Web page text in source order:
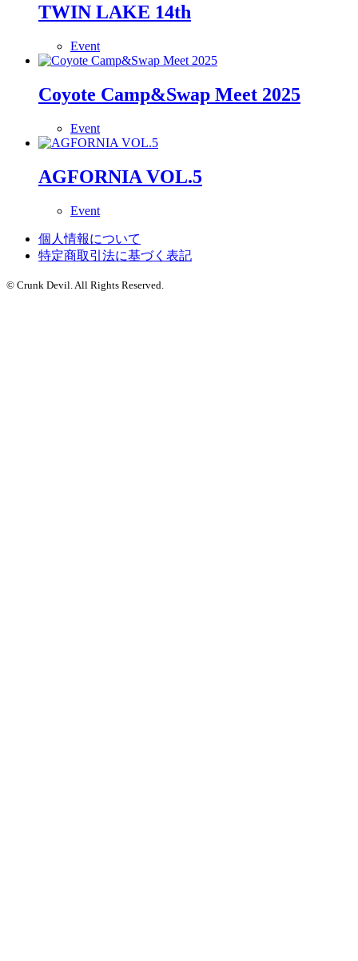
TWIN LAKE 14th
Event
Coyote Camp&Swap Meet 2025
Event
AGFORNIA VOL.5
Event
個人情報について
特定商取引法に基づく表記
© Crunk Devil. All Rights Reserved.